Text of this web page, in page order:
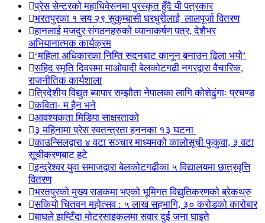
प्रेस सेन्टरको महाधिवेसनमा पुरस्कृत हुँदै यी पत्रकार
भरतपुरका १ सय २९ सुकुम्बासी घरधुरीलाई लालपूर्जा वितरण
हानलाई मजदुर संगठनहरुको ध्यानाकर्षण पत्र, देशैभर
अभियानात्मक कार्यक्रम
‘महिला अधिकारका निम्ति सदनबाट कानून बनाउन ढिला भयो’
सहिद स्मृति दिवसमा माओवादी बेलकोटगढी नगरद्वारा वैचारिक,
राजनीतिक कार्यशाला
त्रिदेशीय विद्युत ब्यापार सम्झौता नेपालका लागि कोशेढुंगाः प्रचण्ड
कविता- म हैन भने
आवश्यकता मिडिया साक्षरताको
३ महिनामा प्रेस स्वतन्त्रता हननका १३ घटना
काउन्सिलद्वारा ४ वटा सञ्चार माध्यमको कालोसूची फुकुवा, ३ वटा
सूचीकरणबाट हटे
इन्द्रेश्वर युवा समाजद्वारा बेलकोटगढीका ५ विद्यालयमा छात्रवृत्ति
वितरण
भरतपुरको मुख्य सडकमा भएको भूमिगत विद्युतिकरणको ब्रेकथ्रु
सकियो चितवन महोत्सव : ५ लाख सहभागि, ३० करोडको कारोबार
बाघले झम्टिँदा मोटरसाइकलमा सवार दुई जना घाइते